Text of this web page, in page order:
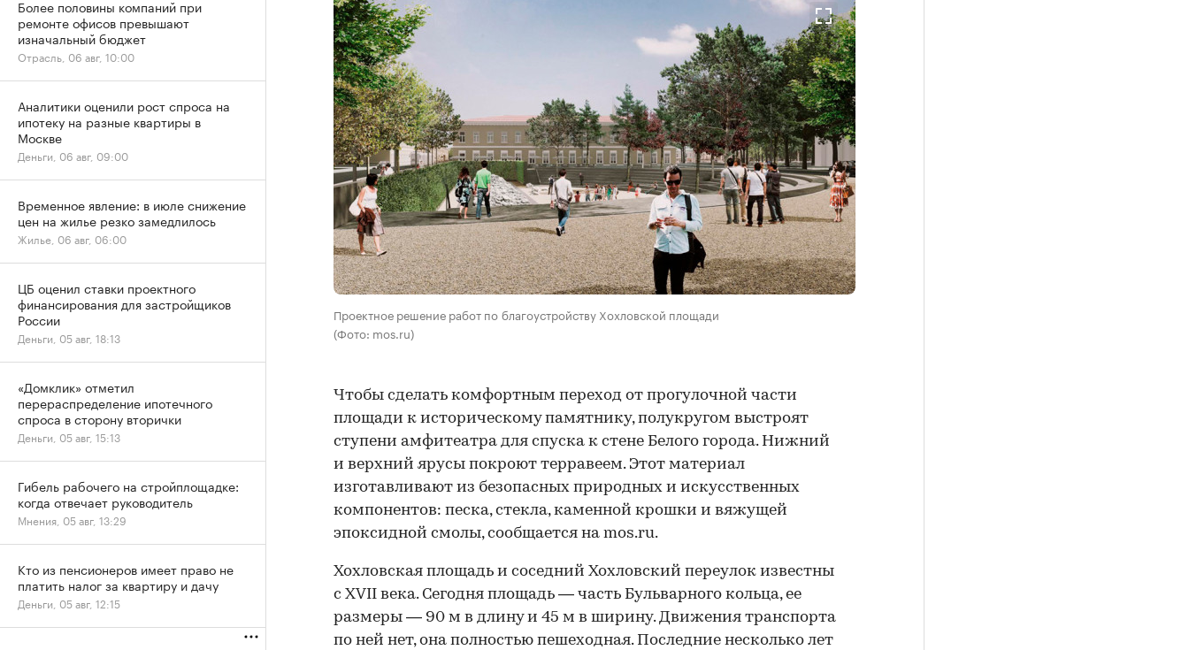
Проектное решение работ по благоустройству Хохловской площади
(Фото: mos.ru)
Чтобы сделать комфортным переход от прогулочной части
площади к историческому памятнику, полукругом выстроят
ступени амфитеатра для спуска к стене Белого города. Нижний
и верхний ярусы покроют терравеем. Этот материал
изготавливают из безопасных природных и искусственных
компонентов: песка, стекла, каменной крошки и вяжущей
эпоксидной смолы, сообщается на mos.ru.
Хохловская площадь и соседний Хохловский переулок известны
с XVII века. Сегодня площадь — часть Бульварного кольца, ее
размеры — 90 м в длину и 45 м в ширину. Движения транспорта
по ней нет, она полностью пешеходная. Последние несколько лет
Более половины компаний при
ремонте офисов превышают
изначальный бюджет
Отрасль, 06 авг, 10:00
Аналитики оценили рост спроса на
ипотеку на разные квартиры в
Москве
Деньги, 06 авг, 09:00
Временное явление: в июле снижение
цен на жилье резко замедлилось
Жилье, 06 авг, 06:00
ЦБ оценил ставки проектного
финансирования для застройщиков
России
Деньги, 05 авг, 18:13
«Домклик» отметил
перераспределение ипотечного
спроса в сторону вторички
Деньги, 05 авг, 15:13
Гибель рабочего на стройплощадке:
когда отвечает руководитель
Мнения, 05 авг, 13:29
Кто из пенсионеров имеет право не
платить налог за квартиру и дачу
Деньги, 05 авг, 12:15